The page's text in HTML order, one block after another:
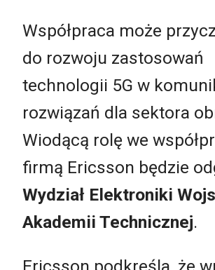
Współpraca może
do rozwoju zastosowań
technologii 5G w
rozwiązań dla sektora
Wiodącą rolę we
firmą Ericsson będzie
Wydział Elektroniki
Akademii Technicznej.